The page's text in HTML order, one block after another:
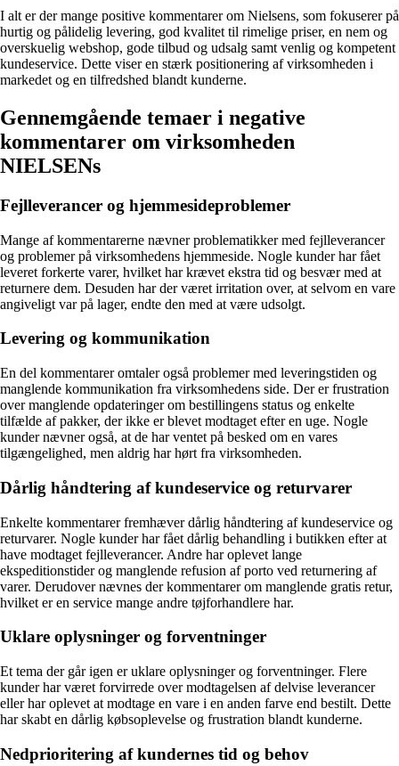
I alt er der mange positive kommentarer om Nielsens, som fokuserer på
hurtig og pålidelig levering, god kvalitet til rimelige priser, en nem og
overskuelig webshop, gode tilbud og udsalg samt venlig og kompetent
kundeservice. Dette viser en stærk positionering af virksomheden i
markedet og en tilfredshed blandt kunderne.
Gennemgående temaer i negative
kommentarer om virksomheden
NIELSENs
Fejlleverancer og hjemmesideproblemer
Mange af kommentarerne nævner problematikker med fejlleverancer
og problemer på virksomhedens hjemmeside. Nogle kunder har fået
leveret forkerte varer, hvilket har krævet ekstra tid og besvær med at
returnere dem. Desuden har der været irritation over, at selvom en vare
angiveligt var på lager, endte den med at være udsolgt.
Levering og kommunikation
En del kommentarer omtaler også problemer med leveringstiden og
manglende kommunikation fra virksomhedens side. Der er frustration
over manglende opdateringer om bestillingens status og enkelte
tilfælde af pakker, der ikke er blevet modtaget efter en uge. Nogle
kunder nævner også, at de har ventet på besked om en vares
tilgængelighed, men aldrig har hørt fra virksomheden.
Dårlig håndtering af kundeservice og returvarer
Enkelte kommentarer fremhæver dårlig håndtering af kundeservice og
returvarer. Nogle kunder har fået dårlig behandling i butikken efter at
have modtaget fejlleverancer. Andre har oplevet lange
ekspeditionstider og manglende refusion af porto ved returnering af
varer. Derudover nævnes der kommentarer om manglende gratis retur,
hvilket er en service mange andre tøjforhandlere har.
Uklare oplysninger og forventninger
Et tema der går igen er uklare oplysninger og forventninger. Flere
kunder har været forvirrede over modtagelsen af delvise leverancer
eller har oplevet at modtage en vare i en anden farve end bestilt. Dette
har skabt en dårlig købsoplevelse og frustration blandt kunderne.
Nedprioritering af kundernes tid og behov